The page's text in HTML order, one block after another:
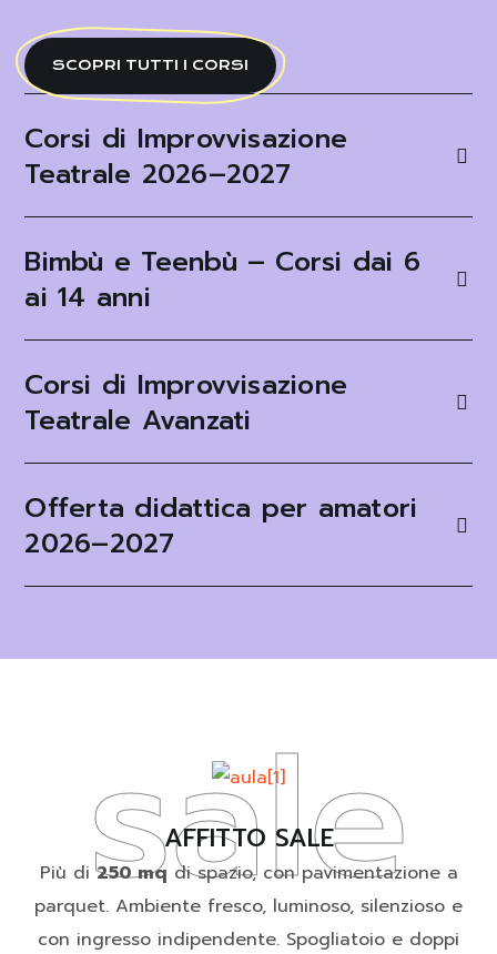
SCOPRI TUTTI I CORSI
Corsi di Improvvisazione
Teatrale 2026–2027
Bimbù e Teenbù – Corsi dai 6
ai 14 anni
Corsi di Improvvisazione
Teatrale Avanzati
Offerta didattica per amatori
2026–2027
AFFITTO SALE
Più di250 mq di spazio, con pavimentazione a
parquet. Ambiente fresco, luminoso, silenzioso e
con ingresso indipendente. Spogliatoio e doppi
sale